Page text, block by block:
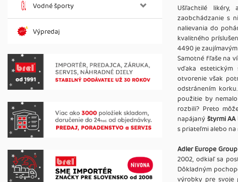
Vodné športy
Výpredaj
Ušľachtilé
zaobchádzanie s
nalievania do
kvalitného
4490 je
Samotné fľaše na
vďaka
otvorenie však
odstránením
použitie by
rozbili? Preto
napájanýštyrmi
s priateľmi alebo
Adler Europe Group
2002, odkiaľ sa
Dôkladným
výrobky pre svoje